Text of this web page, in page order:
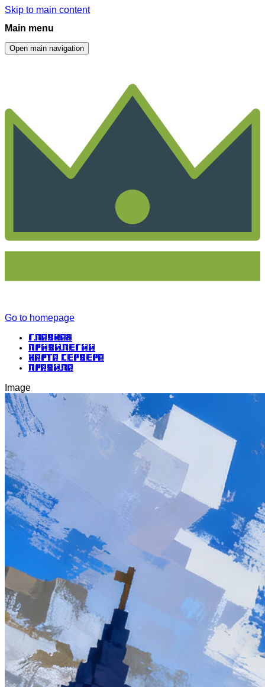
Skip to main content
Main menu
Open main navigation
Go to homepage
Главная
Привилегии
Карта сервера
Правила
Image